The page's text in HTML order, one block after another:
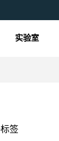
实验室
签